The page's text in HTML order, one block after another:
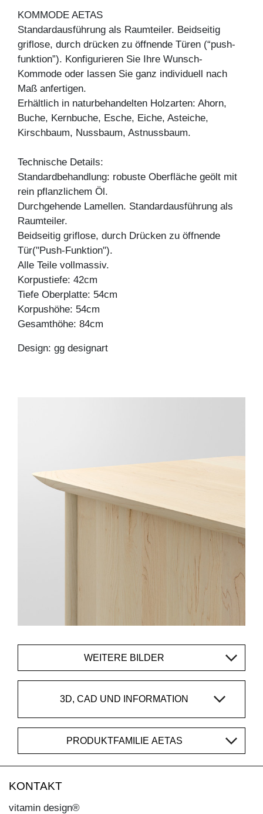
KOMMODE AETAS
Standardausführung als Raumteiler. Beidseitig
griflose, durch drücken zu öffnende Türen (“push-
funktion”). Konfigurieren Sie Ihre Wunsch-
Kommode oder lassen Sie ganz individuell nach
Maß anfertigen.
Erhältlich in naturbehandelten Holzarten: Ahorn,
Buche, Kernbuche, Esche, Eiche, Asteiche,
Kirschbaum, Nussbaum, Astnussbaum.
Technische Details:
Standardbehandlung: robuste Oberfläche geölt mit
rein pflanzlichem Öl.
Durchgehende Lamellen. Standardausführung als
Raumteiler.
Beidseitig griflose, durch Drücken zu öffnende
Tür("Push-Funktion").
Alle Teile vollmassiv.
Korpustiefe: 42cm
Tiefe Oberplatte: 54cm
Korpushöhe: 54cm
Gesamthöhe: 84cm
Design: gg designart
WEITERE BILDER
3D, CAD UND INFORMATION
PRODUKTFAMILIE AETAS
KONTAKT
vitamin design®